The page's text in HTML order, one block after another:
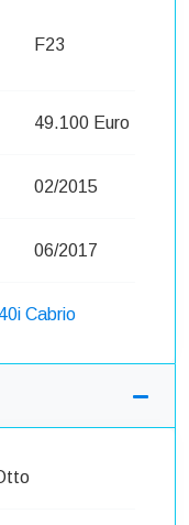
F23
49.100 Euro
02/2015
06/2017
Cabrio